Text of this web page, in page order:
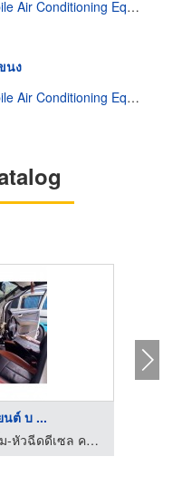
Conditioning Equipment
นง
Conditioning Equipment
นต์ บ ...
ร้านบางบัวทองดีเซล เช็คปั๊ม-หัวฉีดดีเซล คอมมอนเรล ซ่อมแอร์รถยนต์